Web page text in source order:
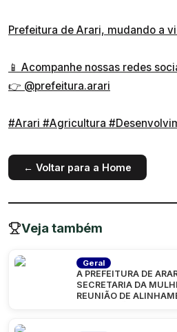
Prefeitura de Arari, mudando a
📱 Acompanhe nossas redes
👉 @prefeitura.arari
#Arari #Agricultura
← Voltar para a Home
Veja também
Geral
A PREFEITURA DE
SECRETARIA DA
REUNIÃO DE